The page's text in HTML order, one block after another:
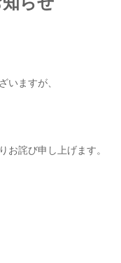
ますが、
詫び申し上げます。